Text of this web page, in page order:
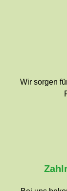
Wir sorgen